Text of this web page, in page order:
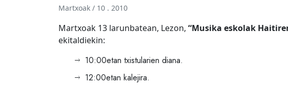
Martxoak / 10 . 2010
Martxoak 13 larunbatean, Lezon, “Musika eskolak
ekitaldiekin:
10:00etan txistularien diana.
12:00etan kalejira.